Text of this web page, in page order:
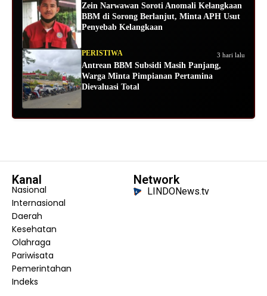
Zein Narwawan Soroti Anomali Kelangkaan
BBM di Sorong Berlanjut, Minta APH Usut
Penyebab Kelangkaan
PERISTIWA 3 hari lalu
Antrean BBM Subsidi Masih Panjang,
Warga Minta Pimpianan Pertamina
Dievaluasi Total
Kanal
Nasional
Internasional
Daerah
Kesehatan
Olahraga
Pariwisata
Pemerintahan
Indeks
Network
LINDONews.tv